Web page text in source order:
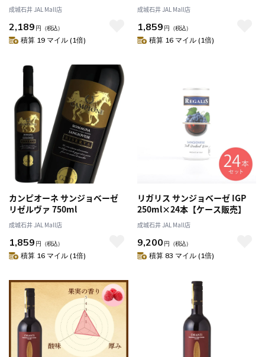
成城石井 JAL Mall店
2,189 円 （税込）
積算 19 マイル (1倍)
成城石井 JAL Mall店
1,859 円 （税込）
積算 16 マイル (1倍)
カンピオーネ サンジョベーゼ
リゼルヴァ 750ml
成城石井 JAL Mall店
1,859 円 （税込）
積算 16 マイル (1倍)
リガリス サンジョベーゼ IGP
250ml×24本【ケース販売】
成城石井 JAL Mall店
9,200 円 （税込）
積算 83 マイル (1倍)